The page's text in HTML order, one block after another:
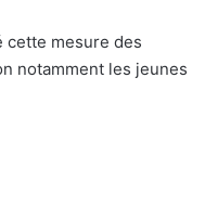
cette mesure des
notamment les jeunes